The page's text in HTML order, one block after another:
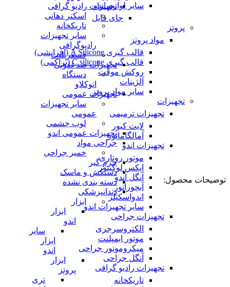
تجهیزات رادیو گرافی
اسکنر دهانی
تاریکخانه
سایر تجهیزات
رادیوگرافی
فسفرپلیت
تجهیزات ضدعفونی
دستگاه
اتوکلاو
تجهیزات عمومی
سایر تجهیزات
عمومی
لوپ چشمی
تجهیزات عمومی اندو
جراحی مواد
خمیر جراحی
جرم گیر
دستکش و ماسک
دسته بندی نشده
دندانپزشکی
ابزار
ابزار
اندو
سایر
ابزار
اندو
ابزار
پروتز
تری
سایر لوازم اندو
جای فایل
پروتز
مواد پروتز
قالب گیری A Silicone (افزایشی)
قالب گیری C silicone (تراکمی)
روکش موقت
آلژینات
سایر مواد پروتز
تجهیزات
تجهیزات ترمیمی
لایت کیور
آمالگاماتور
تجهیزات اندو
موتور روتاری
اپکس لوکیتور
آنگل اندو
آبچوراتور
اندواسکیلر
سایر تجهیزات اندو
تجهیزات جراحی
الکتروسرجری
موتور ایمپلنت
میکروموتور جراحی
آنگل جراحی
تجهیزات رادیو گرافی
تاریکخانه
توضیحات محصول: